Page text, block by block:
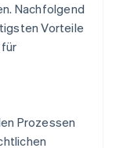
Nachfolgend
Vorteile
Prozessen